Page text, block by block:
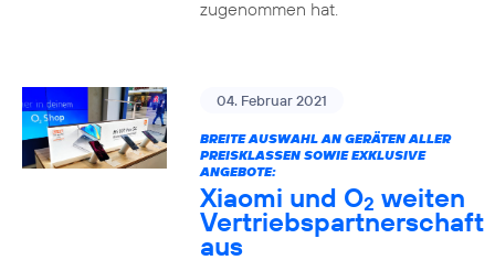
zugenommen hat.
04. Februar 2021
BREITE AUSWAHL AN GERÄTEN ALLER
PREISKLASSEN SOWIE EXKLUSIVE
ANGEBOTE:
Xiaomi und O2 weiten
Vertriebspartnerschaft
aus